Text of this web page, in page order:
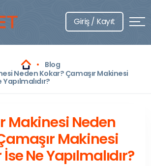
Giriş / Kayıt
Blog
Neden Kokar? Çamaşır Makinesi
Makinesi Neden
Makinesi
Ne Yapılmalıdır?